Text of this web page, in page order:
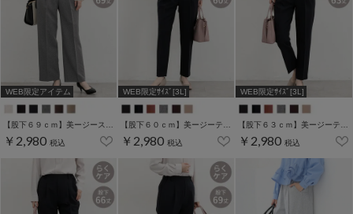
WEB限定アイテム
￥2,980 税込
WEB限定ｻｲｽﾞ[3L]
￥2,980 税込
WEB限定ｻｲｽﾞ[3L]
￥2,980 税込